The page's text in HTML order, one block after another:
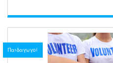
Παιδαγωγοί